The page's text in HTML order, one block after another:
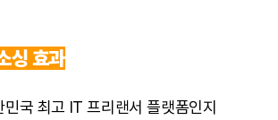
싱효과
국 최고 IT 프리랜서 플랫폼인지